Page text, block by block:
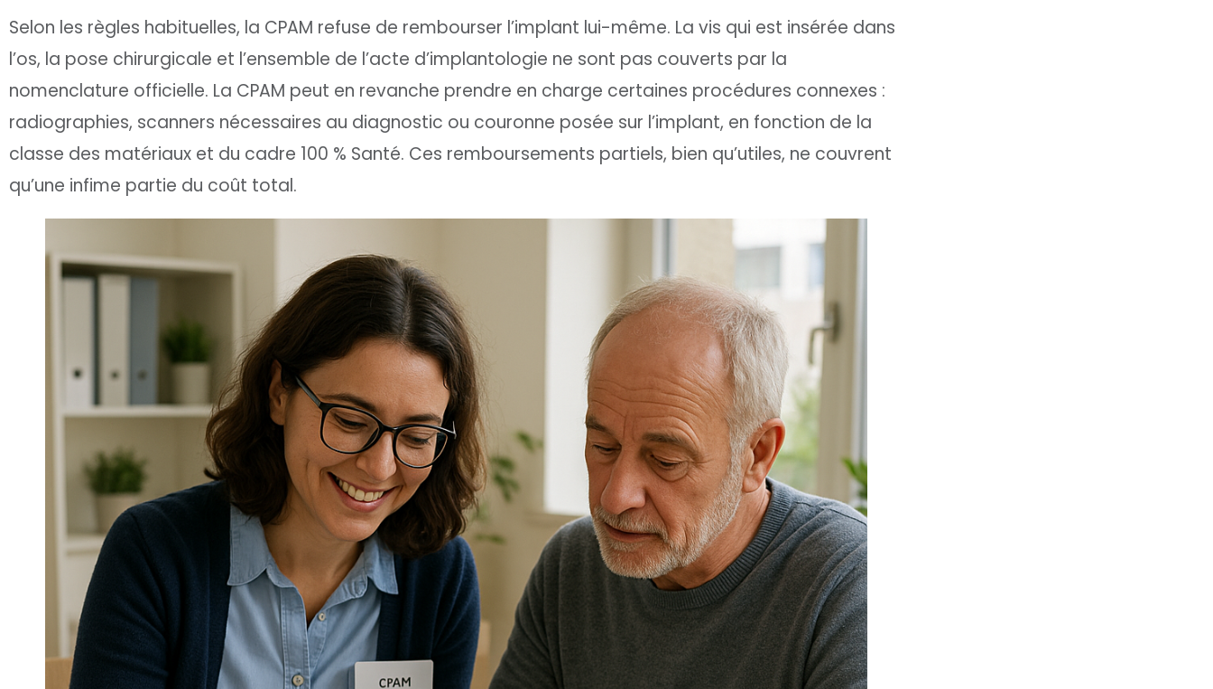
Selon les règles habituelles, la CPAM refuse de rembourser l’implant lui-même. La vis qui est insérée dans
l’os, la pose chirurgicale et l’ensemble de l’acte d’implantologie ne sont pas couverts par la
nomenclature officielle. La CPAM peut en revanche prendre en charge certaines procédures connexes :
radiographies, scanners nécessaires au diagnostic ou couronne posée sur l’implant, en fonction de la
classe des matériaux et du cadre 100 % Santé. Ces remboursements partiels, bien qu’utiles, ne couvrent
qu’une infime partie du coût total.